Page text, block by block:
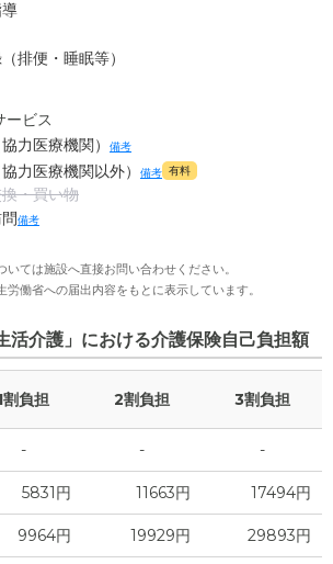
排便・睡眠等）
ービス
力医療機関） 備考
力医療機関以外） 備考 有料
・買い物
備考
ては施設へ直接お問い合わせください。
働省への届出内容をもとに表示しています。
活介護」における介護保険自己負担額
割負担 2割負担 3割負担
- - -
5831円 11663円 17494円
9964円 19929円 29893円